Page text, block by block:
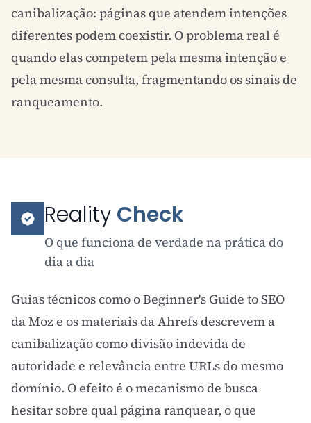
canibalização: páginas que atendem intenções
diferentes podem coexistir. O problema real é
quando elas competem pela mesma intenção e
pela mesma consulta, fragmentando os sinais de
ranqueamento.
Reality Check
O que funciona de verdade na prática do
dia a dia
Guias técnicos como o Beginner's Guide toSEO
da Moz e os materiais da Ahrefs descrevem a
canibalização como divisão indevida de
autoridade e relevância entre URLs do mesmo
domínio. O efeito é o mecanismo de busca
hesitar sobre qual página ranquear, o que